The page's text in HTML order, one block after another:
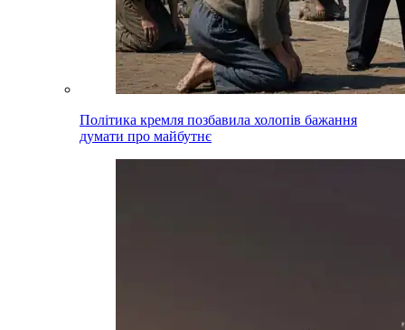
Політика кремля позбавила холопів бажання
думати про майбутнє